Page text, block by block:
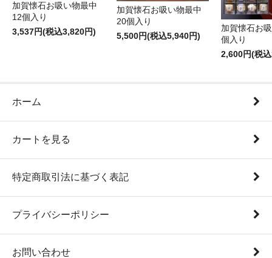
加賀懐石お吸い物最中
12個入り
3,537円(税込3,820円)
加賀懐石お吸い物最中
20個入り
5,500円(税込5,940円)
加賀懐石お
個入り
2,600円(税
ホーム
カートを見る
特定商取引法に基づく表記
プライバシーポリシー
お問い合わせ